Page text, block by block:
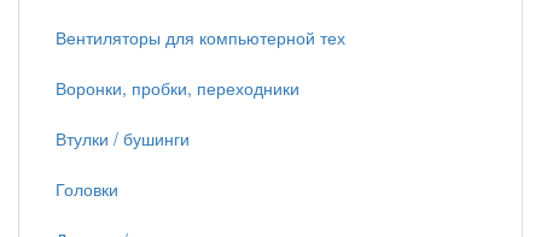
Вентиляторы для компьютерной тех
Воронки, пробки, переходники
Втулки / бушинги
Головки